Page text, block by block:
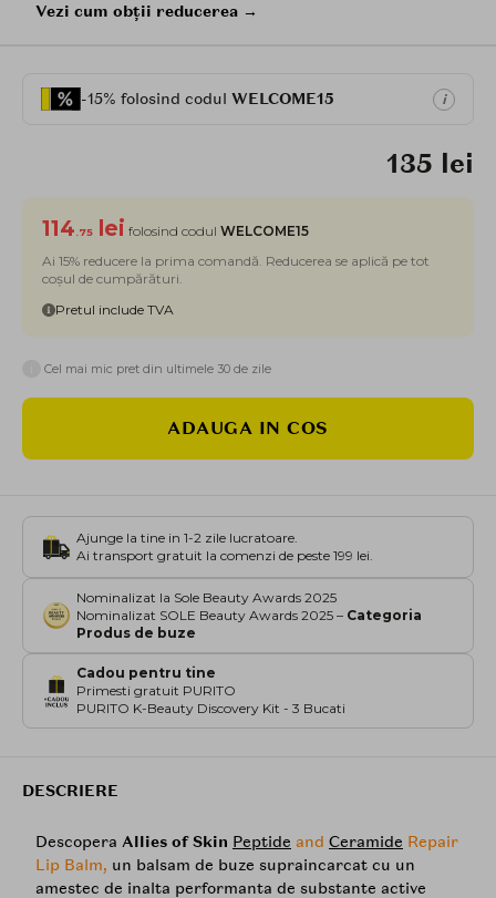
Vezi cum obții reducerea →
-15% folosind codul WELCOME15 i
135 lei
114 .75 lei folosind codul WELCOME15
Ai 15% reducere la prima comandă. Reducerea se aplică pe tot
coșul de cumpărături.
Pretul include TVA
Cel mai mic pret din ultimele 30 de zile
ADAUGA IN COS
Ajunge la tine in 1-2 zile lucratoare.
Ai transport gratuit la comenzi de peste 199 lei.
Nominalizat la Sole Beauty Awards 2025
Nominalizat SOLE Beauty Awards 2025 – Categoria
Produs de buze
Cadou pentru tine
Primesti gratuit PURITO
PURITO K-Beauty Discovery Kit - 3 Bucati
DESCRIERE
Descopera Allies of Skin Peptide and Ceramide Repair
Lip Balm, un balsam de buze supraincarcat cu un
amestec de inalta performanta de substante active